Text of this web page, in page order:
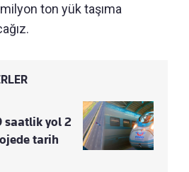
ton yük taşıma
saatlik yol 2
tarih